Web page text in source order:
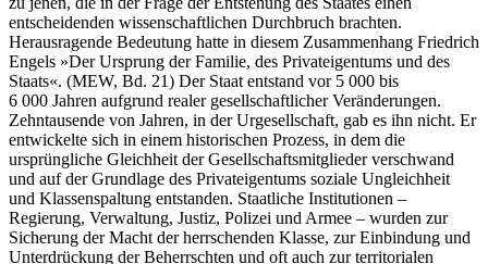
entscheidenden wissenschaftlichen Durchbruch brachten.
Herausragende Bedeutung hatte in diesem Zusammenhang Friedrich
Engels »Der Ursprung der Familie, des Privateigentums und des
Staats«. (MEW, Bd. 21) Der Staat entstand vor 5 000 bis
6 000 Jahren aufgrund realer gesellschaftlicher Veränderungen.
Zehntausende von Jahren, in der Urgesellschaft, gab es ihn nicht. Er
entwickelte sich in einem historischen Prozess, in dem die
ursprüngliche Gleichheit der Gesellschaftsmitglieder verschwand
und auf der Grundlage des Privateigentums soziale Ungleichheit
und Klassenspaltung entstanden. Staatliche Institutionen –
Regierung, Verwaltung, Justiz, Polizei und Armee – wurden zur
Sicherung der Macht der herrschenden Klasse, zur Einbindung und
Unterdrückung der Beherrschten und oft auch zur territorialen